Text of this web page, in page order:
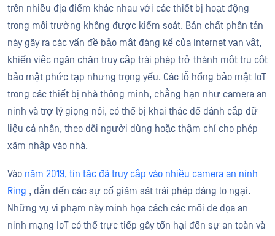
trên nhiều địa điểm khác nhau với các thiết bị hoạt động
trong môi trường không được kiểm soát. Bản chất phân tán
này gây ra các vấn đề bảo mật đáng kể của Internet vạn vật,
khiến việc ngăn chặn truy cập trái phép trở thành một trụ cột
bảo mật phức tạp nhưng trọng yếu. Các lỗ hổng bảo mật IoT
trong các thiết bị nhà thông minh, chẳng hạn như camera an
ninh và trợ lý giọng nói, có thể bị khai thác để đánh cắp dữ
liệu cá nhân, theo dõi người dùng hoặc thậm chí cho phép
xâm nhập vào nhà.
Vào năm 2019, tin tặc đã truy cập vào nhiều camera an ninh
Ring , dẫn đến các sự cố giám sát trái phép đáng lo ngại.
Những vụ vi phạm này minh họa cách các mối đe dọa an
ninh mạng IoT có thể trực tiếp gây tổn hại đến sự an toàn và